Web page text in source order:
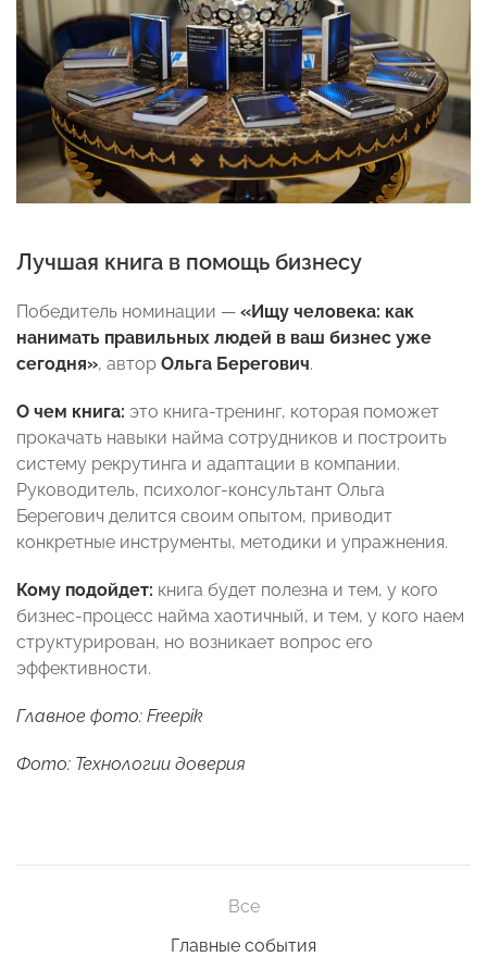
Лучшая книга в помощь бизнесу
Победитель номинации — «Ищу человека: как
нанимать правильных людей в ваш бизнес уже
сегодня», автор Ольга Берегович.
О чем книга: это книга-тренинг, которая поможет
прокачать навыки найма сотрудников и построить
систему рекрутинга и адаптации в компании.
Руководитель, психолог-консультант Ольга
Берегович делится своим опытом, приводит
конкретные инструменты, методики и упражнения.
Кому подойдет: книга будет полезна и тем, у кого
бизнес-процесс найма хаотичный, и тем, у кого наем
структурирован, но возникает вопрос его
эффективности.
Главное фото: Freepik
Фото: Технологии доверия
Все
Главные события